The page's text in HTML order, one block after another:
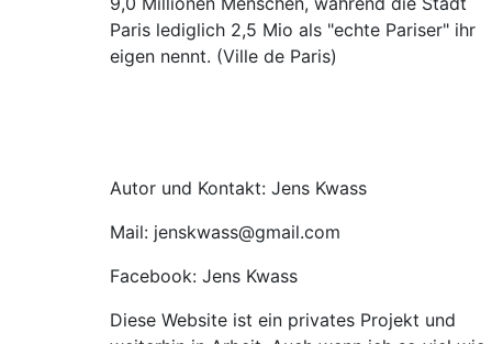
Paris lediglich 2,5 Mio als "echte Pariser" ihr
eigen nennt. (Ville de Paris)
Autor und Kontakt: Jens Kwass
Mail: jenskwass@gmail.com
Facebook: Jens Kwass
Diese Website ist ein privates Projekt und